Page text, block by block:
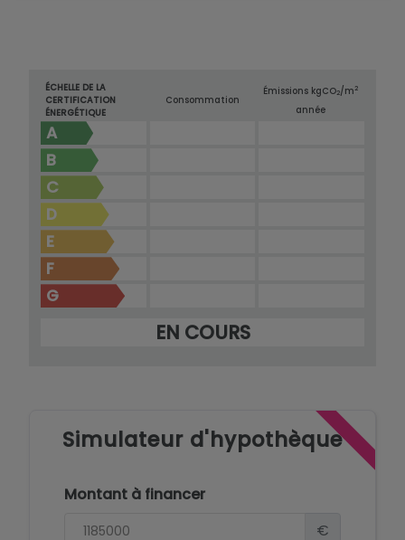
ÉCHELLE DE LA
CERTIFICATION
ÉNERGÉTIQUE
Consommation
Émissions kgCO2/m2
année
A
B
C
D
E
F
G
EN COURS
Simulateur d'hypothèque
Montant à financer
€